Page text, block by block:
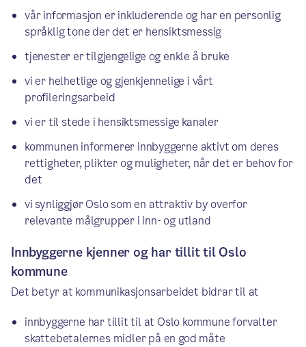
vår informasjon er inkluderende og har en personlig
språklig tone der det er hensiktsmessig
tjenester er tilgjengelige og enkle å bruke
vi er helhetlige og gjenkjennelige i vårt
profileringsarbeid
vi er til stede i hensiktsmessige kanaler
kommunen informerer innbyggerne aktivt om deres
rettigheter, plikter og muligheter, når det er behov for
det
vi synliggjør Oslo som en attraktiv by overfor
relevante målgrupper i inn- og utland
Innbyggerne kjenner og har tillit til Oslo
kommune
Det betyr at kommunikasjonsarbeidet bidrar til at
innbyggerne har tillit til at Oslo kommune forvalter
skattebetalernes midler på en god måte